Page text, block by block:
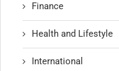
Finance
Health and Lifestyle
International